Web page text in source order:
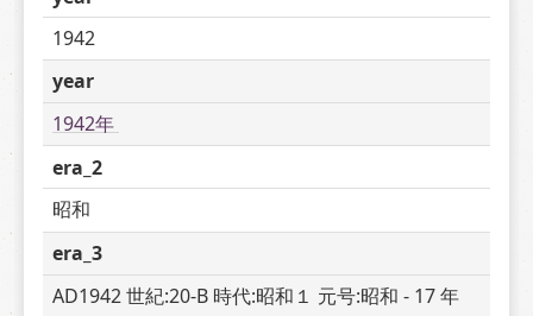
1942
year
1942年
era_2
昭和
era_3
AD1942 世紀:20-B 時代:昭和１ 元号:昭和 - 17 年